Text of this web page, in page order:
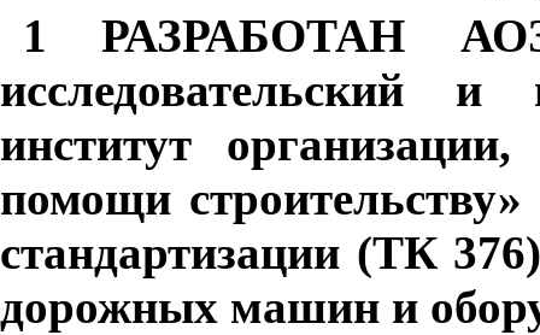
1 РАЗРАБОТАН
исследовательский и
институт
помощи
стандартизации (ТК
дорожных машин и